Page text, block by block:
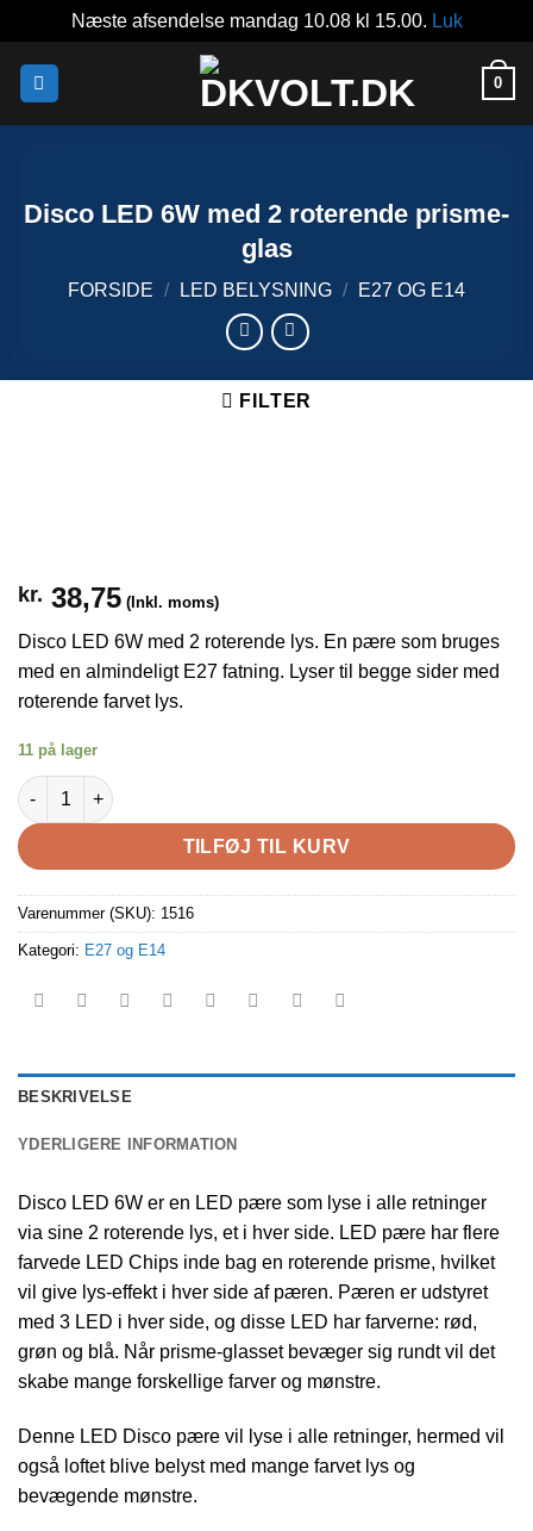
Næste afsendelse mandag 10.08 kl 15.00. Luk
0
Disco LED 6W med 2 roterende prisme-
glas
FORSIDE / LED BELYSNING / E27 OG E14
FILTER
kr. 38,75 (Inkl. moms)
Disco LED 6W med 2 roterende lys. En pære som bruges
med en almindeligt E27 fatning. Lyser til begge sider med
roterende farvet lys.
11 på lager
Disco LED 6W med 2 roterende prisme-glas antal
TILFØJ TIL KURV
Varenummer (SKU): 1516
Kategori: E27 og E14
BESKRIVELSE
YDERLIGERE INFORMATION
Disco LED 6W er en LED pære som lyse i alle retninger
via sine 2 roterende lys, et i hver side. LED pære har flere
farvede LED Chips inde bag en roterende prisme, hvilket
vil give lys-effekt i hver side af pæren. Pæren er udstyret
med 3 LED i hver side, og disse LED har farverne: rød,
grøn og blå. Når prisme-glasset bevæger sig rundt vil det
skabe mange forskellige farver og mønstre.
Denne LED Disco pære vil lyse i alle retninger, hermed vil
også loftet blive belyst med mange farvet lys og
bevægende mønstre.